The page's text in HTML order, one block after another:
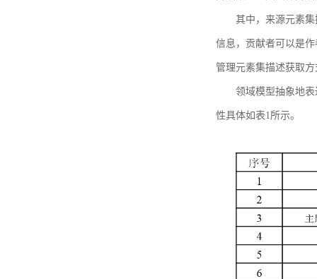
其中，来源元素
信息，贡献者可以是
管理元素集描述获取
领域模型抽象地
性具体如表1所示。